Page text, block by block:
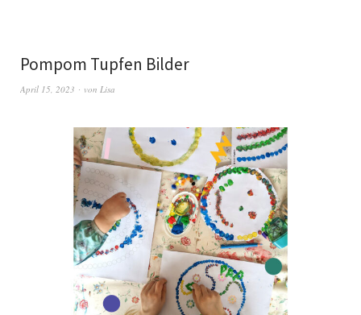
Pompom Tupfen Bilder
April 15, 2023 von Lisa